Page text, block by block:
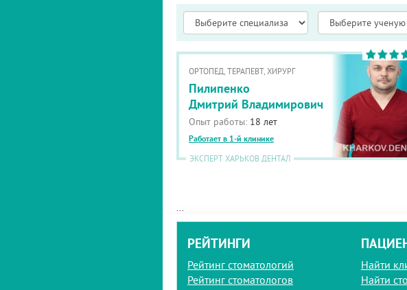
ОРТОПЕД, ТЕРАПЕВТ, ХИРУРГ
Пилипенко
Дмитрий Владимирович
Опыт работы: 18 лет
Работает в 1-й клинике
ЭКСПЕРТ ХАРЬКОВ ДЕНТАЛ
...
РЕЙТИНГИ
Рейтинг стоматологий
Рейтинг стоматологов
Найти
Найти